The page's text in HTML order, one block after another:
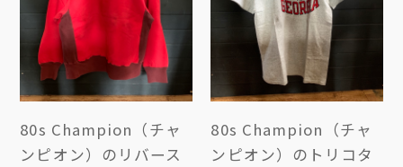
80s Champion（チャ
ンピオン）のリバース
80s Champion（チャ
ンピオン）のトリコタ